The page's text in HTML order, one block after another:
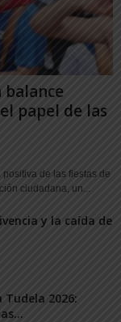
balance
papel de las
de las fiestas de
ciudadana, un...
y la caída de
Tudela 2026: